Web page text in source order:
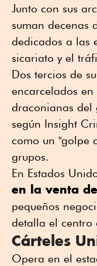
Junto con sus
suman decenas
dedicados a las
sicariato y el
Dos tercios de
encarcelados
draconianas del
según Insight
como un "golpe
grupos.
En Estados
en la venta
pequeños
detalla el centro
Cárteles
Opera en el